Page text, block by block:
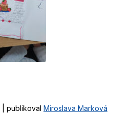
publikoval Miroslava Marková